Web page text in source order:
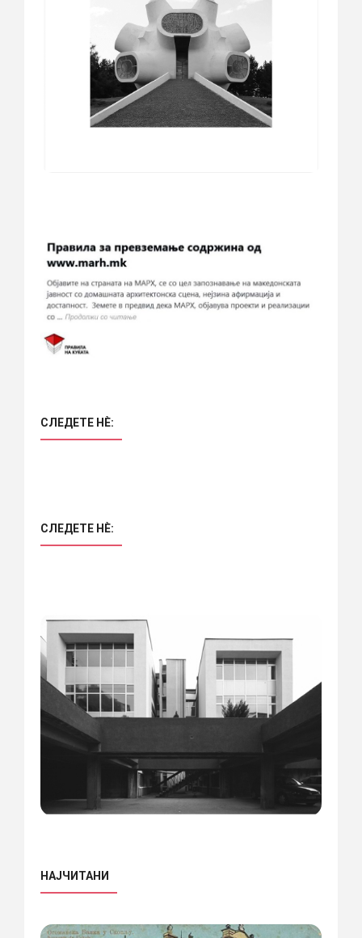
СЛЕДЕТЕ НÈ:
СЛЕДЕТЕ НÈ:
НАЈЧИТАНИ